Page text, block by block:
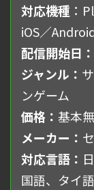
対応機種 ：
iOS／
配信開始日：
ジャンル：
ンゲーム
価格： 基本
メーカー：
対応言語：
国語、タイ